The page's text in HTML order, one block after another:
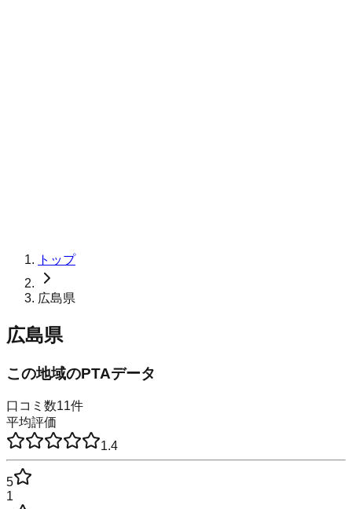
トップ
広島県
広島県
この地域のPTAデータ
口コミ数11件
平均評価
1.4
5
1